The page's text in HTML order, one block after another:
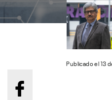
Publicado el 13